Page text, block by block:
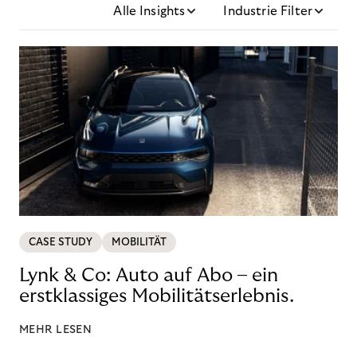
Alle Insights Industrie Filter
CASE STUDY MOBILITÄT
Lynk & Co: Auto auf Abo – ein
erstklassiges Mobilitätserlebnis.
MEHR LESEN